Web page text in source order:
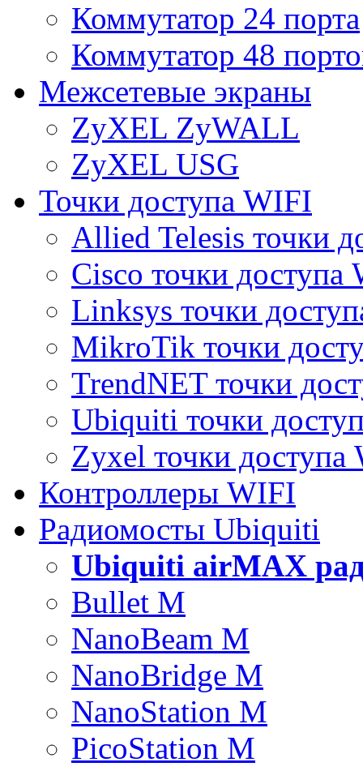
Коммутатор 24 порта
Коммутатор 48
Межсетевые экраны
ZyXEL ZyWALL
ZyXEL USG
Точки доступа WIFI
Allied Telesis точки
Cisco точки доступа
Linksys точки
MikroTik точки
TrendNET точки
Ubiquiti точки
Zyxel точки доступа
Контроллеры WIFI
Радиомосты Ubiquiti
Ubiquiti airMAX
Bullet M
NanoBeam M
NanoBridge M
NanoStation M
PicoStation M